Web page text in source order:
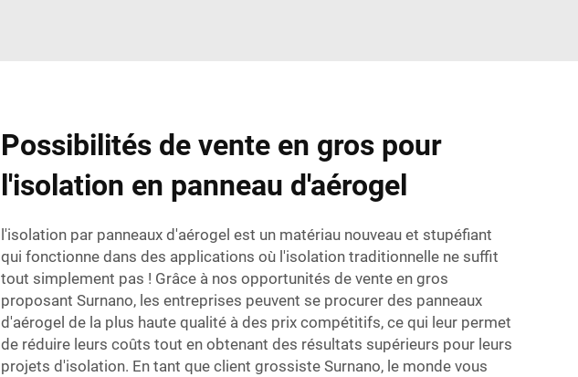
Possibilités de vente en gros pour
l'isolation en panneau d'aérogel
l'isolation par panneaux d'aérogel est un matériau nouveau et stupéfiant
qui fonctionne dans des applications où l'isolation traditionnelle ne suffit
tout simplement pas ! Grâce à nos opportunités de vente en gros
proposant Surnano, les entreprises peuvent se procurer des panneaux
d'aérogel de la plus haute qualité à des prix compétitifs, ce qui leur permet
de réduire leurs coûts tout en obtenant des résultats supérieurs pour leurs
projets d'isolation. En tant que client grossiste Surnano, le monde vous